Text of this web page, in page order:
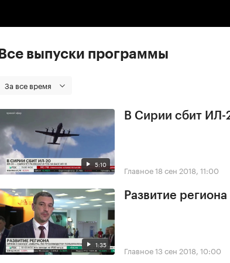
Все выпуски программы
За все время
5:10
В Сирии сбит ИЛ-
Главное18 сен 2018, 11:00
1:35
Развитие региона
Главное13 сен 2018, 10:00